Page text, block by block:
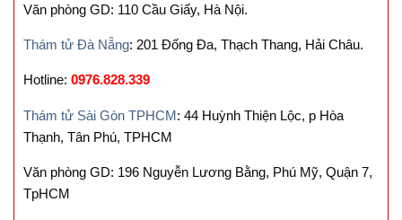
Văn phòng GD: 110 Cầu Giấy, Hà Nội.
Thám tử Đà Nẵng: 201 Đống Đa, Thạch Thang, Hải Châu.
Hotline: 0976.828.339
Thám tử Sài Gòn TPHCM: 44 Huỳnh Thiện Lộc, p Hòa
Thạnh, Tân Phú, TPHCM
Văn phòng GD: 196 Nguyễn Lương Bằng, Phú Mỹ, Quận 7,
TpHCM